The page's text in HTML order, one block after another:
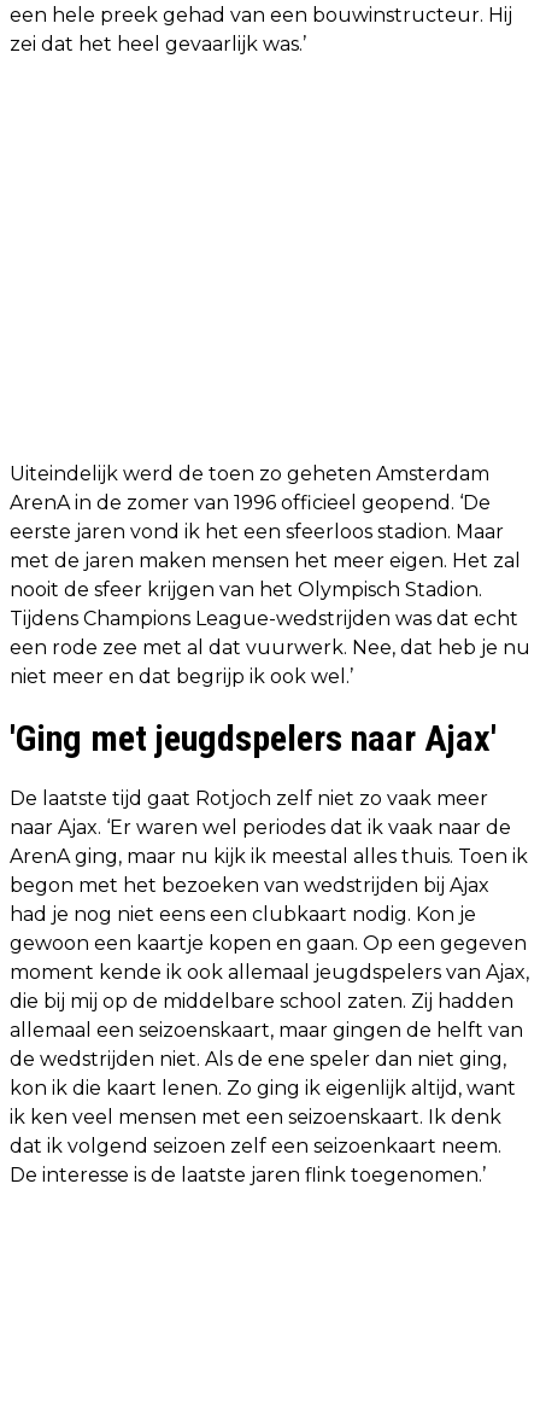
een hele preek gehad van een bouwinstructeur. Hij
zei dat het heel gevaarlijk was.’
Uiteindelijk werd de toen zo geheten Amsterdam
ArenA in de zomer van 1996 officieel geopend. ‘De
eerste jaren vond ik het een sfeerloos stadion. Maar
met de jaren maken mensen het meer eigen. Het zal
nooit de sfeer krijgen van het Olympisch Stadion.
Tijdens Champions League-wedstrijden was dat echt
een rode zee met al dat vuurwerk. Nee, dat heb je nu
niet meer en dat begrijp ik ook wel.’
'Ging met jeugdspelers naar Ajax'
De laatste tijd gaat Rotjoch zelf niet zo vaak meer
naar Ajax. ‘Er waren wel periodes dat ik vaak naar de
ArenA ging, maar nu kijk ik meestal alles thuis. Toen ik
begon met het bezoeken van wedstrijden bij Ajax
had je nog niet eens een clubkaart nodig. Kon je
gewoon een kaartje kopen en gaan. Op een gegeven
moment kende ik ook allemaal jeugdspelers van Ajax,
die bij mij op de middelbare school zaten. Zij hadden
allemaal een seizoenskaart, maar gingen de helft van
de wedstrijden niet. Als de ene speler dan niet ging,
kon ik die kaart lenen. Zo ging ik eigenlijk altijd, want
ik ken veel mensen met een seizoenskaart. Ik denk
dat ik volgend seizoen zelf een seizoenkaart neem.
De interesse is de laatste jaren flink toegenomen.’